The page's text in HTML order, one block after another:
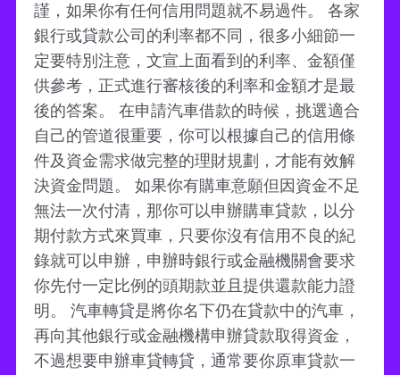
謹，如果你有任何信用問題就不易過件。 各家
銀行或貸款公司的利率都不同，很多小細節一
定要特別注意，文宣上面看到的利率、金額僅
供參考，正式進行審核後的利率和金額才是最
後的答案。 在申請汽車借款的時候，挑選適合
自己的管道很重要，你可以根據自己的信用條
件及資金需求做完整的理財規劃，才能有效解
決資金問題。 如果你有購車意願但因資金不足
無法一次付清，那你可以申辦購車貸款，以分
期付款方式來買車，只要你沒有信用不良的紀
錄就可以申辦，申辦時銀行或金融機關會要求
你先付一定比例的頭期款並且提供還款能力證
明。 汽車轉貸是將你名下仍在貸款中的汽車，
再向其他銀行或金融機構申辦貸款取得資金，
不過想要申辦車貸轉貸，通常要你原車貸款一